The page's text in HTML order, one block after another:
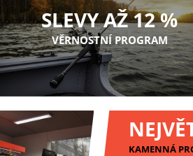
SLEVY AŽ 12 %
VĚRNOSTNÍ PROGRAM
KAMENNÁ